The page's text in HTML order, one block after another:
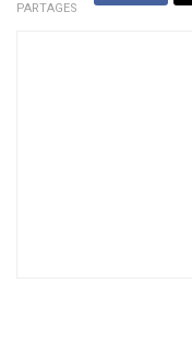
PARTAGES